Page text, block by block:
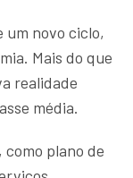
um novo ciclo,
Mais do que
realidade
média.
como plano de